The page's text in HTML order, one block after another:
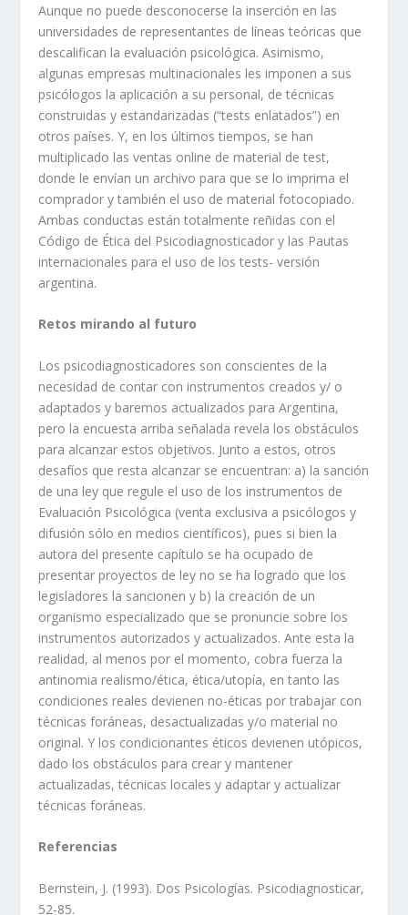
Aunque no puede desconocerse la inserción en las
universidades de representantes de líneas teóricas que
descalifican la evaluación psicológica. Asimismo,
algunas empresas multinacionales les imponen a sus
psicólogos la aplicación a su personal, de técnicas
construidas y estandarizadas (“tests enlatados”) en
otros países. Y, en los últimos tiempos, se han
multiplicado las ventas online de material de test,
donde le envían un archivo para que se lo imprima el
comprador y también el uso de material fotocopiado.
Ambas conductas están totalmente reñidas con el
Código de Ética del Psicodiagnosticador y las Pautas
internacionales para el uso de los tests- versión
argentina.
Retos mirando al futuro
Los psicodiagnosticadores son conscientes de la
necesidad de contar con instrumentos creados y/ o
adaptados y baremos actualizados para Argentina,
pero la encuesta arriba señalada revela los obstáculos
para alcanzar estos objetivos. Junto a estos, otros
desafíos que resta alcanzar se encuentran: a) la sanción
de una ley que regule el uso de los instrumentos de
Evaluación Psicológica (venta exclusiva a psicólogos y
difusión sólo en medios científicos), pues si bien la
autora del presente capítulo se ha ocupado de
presentar proyectos de ley no se ha logrado que los
legisladores la sancionen y b) la creación de un
organismo especializado que se pronuncie sobre los
instrumentos autorizados y actualizados. Ante esta la
realidad, al menos por el momento, cobra fuerza la
antinomia realismo/ética, ética/utopía, en tanto las
condiciones reales devienen no-éticas por trabajar con
técnicas foráneas, desactualizadas y/o material no
original. Y los condicionantes éticos devienen utópicos,
dado los obstáculos para crear y mantener
actualizadas, técnicas locales y adaptar y actualizar
técnicas foráneas.
Referencias
Bernstein, J. (1993). Dos Psicologías. Psicodiagnosticar,
52-85.